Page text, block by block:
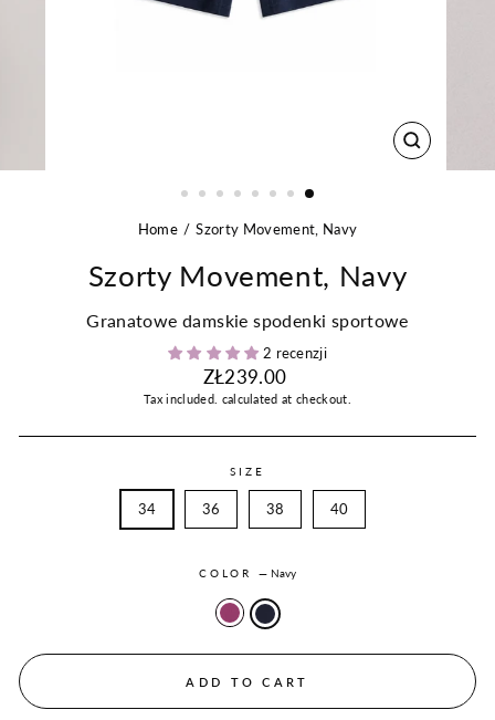
CLOSE
(ESC)
Home Szorty Movement, Navy
Szorty Movement, Navy
Granatowe damskie spodenki sportowe
2 recenzji
Regular
price
ZŁ239.00
Tax included. calculated at checkout.
SIZE
34 36 38 40
COLOR— Navy
ADD TO CART